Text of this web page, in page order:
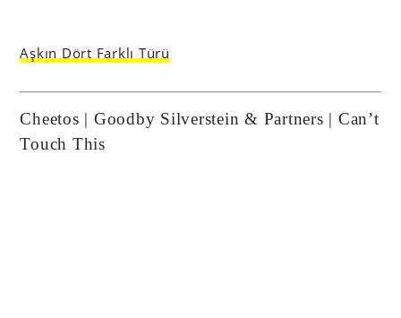
Aşkın Dört Farklı Türü
Cheetos | Goodby Silverstein & Partners | Can’t
Touch This